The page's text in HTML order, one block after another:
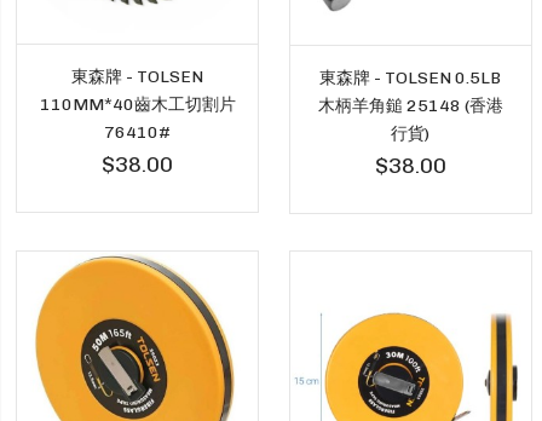
東森牌 - TOLSEN
110MM*40齒木工切割片
76410#
$38.00
東森牌 - TOLSEN 0.5LB
木柄羊角鎚 25148 (香港
行貨)
$38.00